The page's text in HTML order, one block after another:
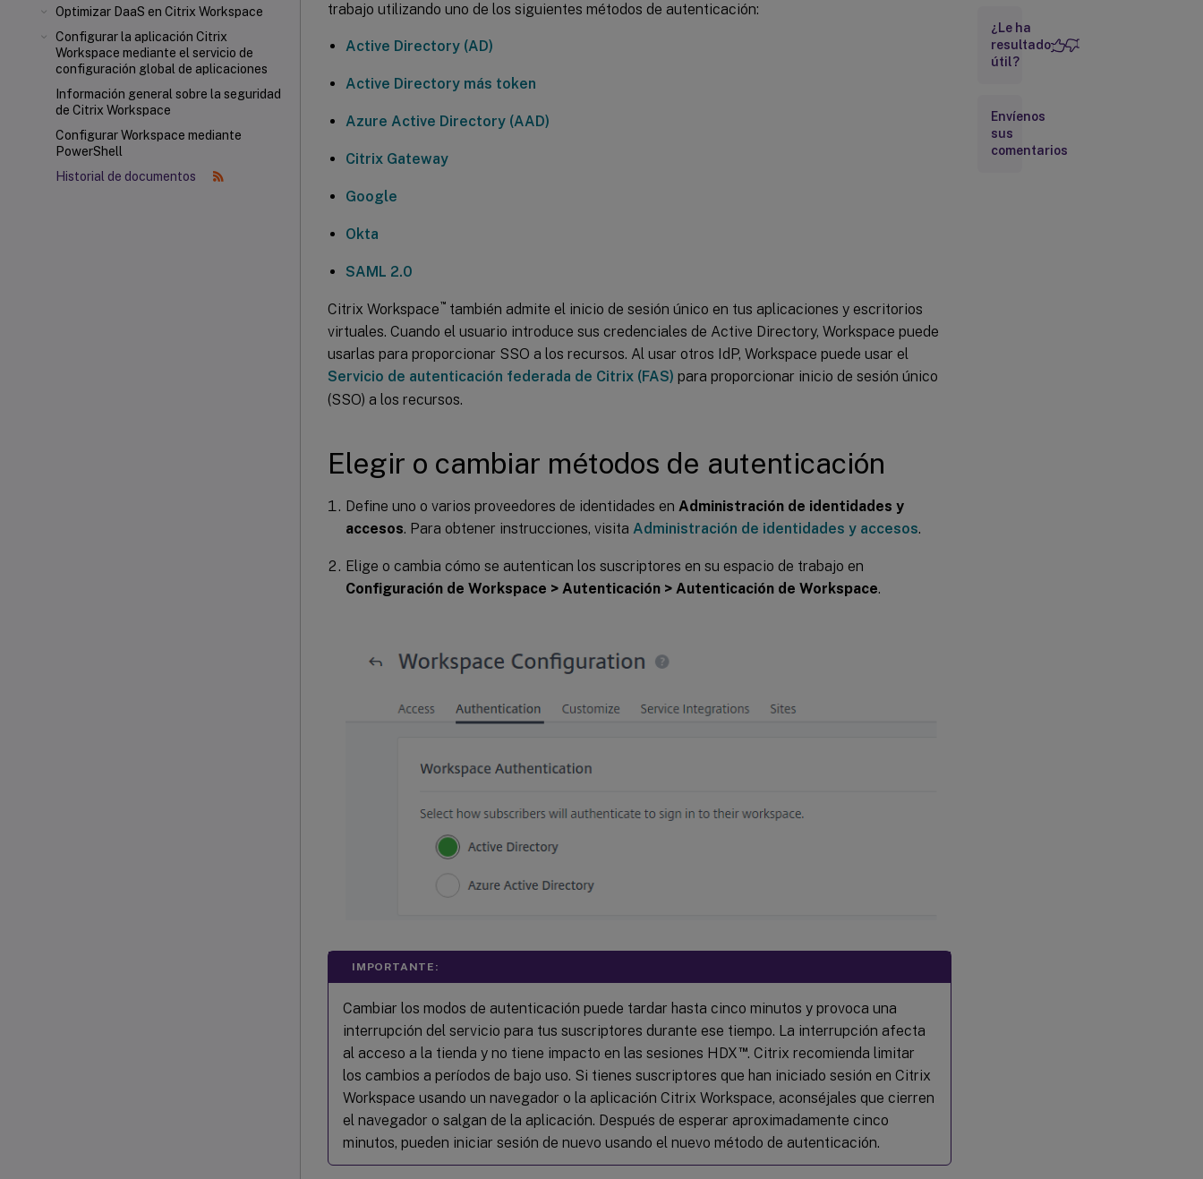
Optimizar DaaS en Citrix Workspace
Configurar la aplicación Citrix
Workspace mediante el servicio de
configuración global de aplicaciones
Información general sobre la seguridad
de Citrix Workspace
Configurar Workspace mediante
PowerShell
Historial de documentos
trabajo utilizando uno de los siguientes métodos de autenticación:
Active Directory (AD)
Active Directory más token
Azure Active Directory (AAD)
Citrix Gateway
Google
Okta
SAML 2.0
Citrix Workspace ™
también admite el inicio de sesión único en tus aplicaciones y escritorios
virtuales. Cuando el usuario introduce sus credenciales de Active Directory, Workspace puede
usarlas para proporcionar SSO a los recursos. Al usar otros IdP, Workspace puede usar el
Servicio de autenticación federada de Citrix (FAS) para proporcionar inicio de sesión único
(SSO) a los recursos.
Elegir o cambiar métodos de autenticación
Define uno o varios proveedores de identidades en Administración de identidades y
accesos. Para obtener instrucciones, visita Administración de identidades y accesos.
Elige o cambia cómo se autentican los suscriptores en su espacio de trabajo en
Configuración de Workspace > Autenticación > Autenticación de Workspace.
IMPORTANTE:
Cambiar los modos de autenticación puede tardar hasta cinco minutos y provoca una
interrupción del servicio para tus suscriptores durante ese tiempo. La interrupción afecta
al acceso a la tienda y no tiene impacto en las sesiones HDX™. Citrix recomienda limitar
los cambios a períodos de bajo uso. Si tienes suscriptores que han iniciado sesión en Citrix
Workspace usando un navegador o la aplicación Citrix Workspace, aconséjales que cierren
el navegador o salgan de la aplicación. Después de esperar aproximadamente cinco
minutos, pueden iniciar sesión de nuevo usando el nuevo método de autenticación.
Directory
(AD) más
token
Directory
¿Le ha
resultado
útil?
Envíenos
sus
comentarios